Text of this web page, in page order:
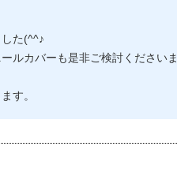
た(^^♪
ルカバーも是非ご検討ください
す。